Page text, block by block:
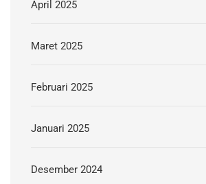
April 2025
Maret 2025
Februari 2025
Januari 2025
Desember 2024